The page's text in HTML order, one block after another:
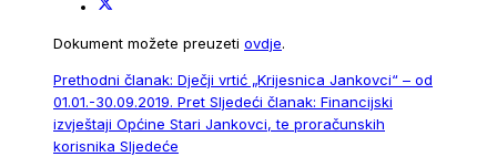
Dokument možete preuzeti ovdje.
Prethodni članak: Dječji vrtić „Krijesnica Jankovci“ – od
01.01.-30.09.2019. Pret Sljedeći članak: Financijski
izvještaji Općine Stari Jankovci, te proračunskih
korisnika Sljedeće